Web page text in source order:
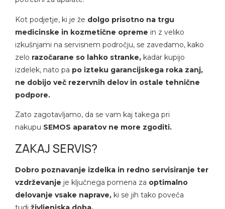
grelna terapija
trakovi
valji
pripomočki
in joga
fizioterapija
terapija NOVAFON
terapija
terapija CUPPING
za aparate
terapija CUPPING
valji
za elektroterapijo
koordinacija
in hladna terapija
igle
za aparate
Kot podjetje, ki je že dolgo prisotno na trgu
medicinske in kozmetične opreme in z veliko
izkušnjami na servisnem področju, se zavedamo, kako
zelo razočarane so lahko stranke, kadar kupijo
izdelek, nato pa po izteku garancijskega roka zanj,
ne dobijo več rezervnih delov in ostale tehnične
podpore.
Zato zagotavljamo, da se vam kaj takega pri
nakupu SEMOS aparatov ne more zgoditi.
ZAKAJ SERVIS?
Dobro poznavanje izdelka in redno servisiranje ter
vzdrževanje je ključnega pomena za optimalno
delovanje vsake naprave, ki se jih tako poveča